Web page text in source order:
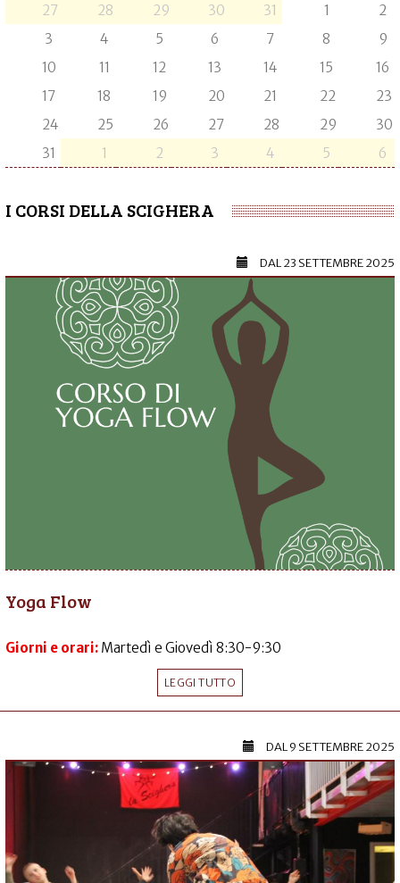
27 28 29 30 31 1
2
3
4 5 6 7 8
9
10
11 12 13 14 15
16
17
18 19 20 21 22
23
24
25 26 27 28 29
30
31
1 2 3 4 5 6
I CORSI DELLA SCIGHERA
DAL23 SETTEMBRE 2025
Yoga Flow
Giorni e orari: Martedì e Giovedì 8:30-9:30
LEGGI TUTTO
DAL9 SETTEMBRE 2025